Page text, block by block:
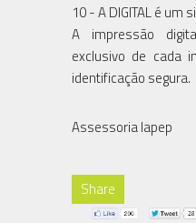
10 - A DIGITAL é um
A impressão
exclusivo de cada
identificação segura.
Assessoria Iapep
Share